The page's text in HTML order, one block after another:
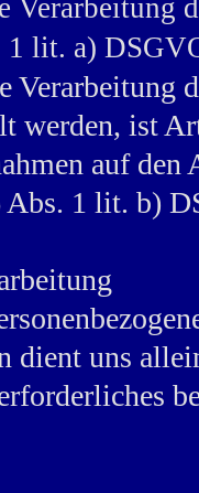
1 lit. a)
Verarbeitung
werden, ist
auf den
Abs. 1 lit. b)
dient uns